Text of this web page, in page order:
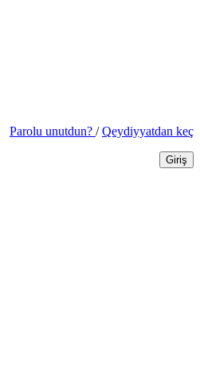
Parolu unutdun? /Qeydiyyatdan keç
Giriş